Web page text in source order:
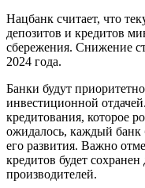
Нацбанк считает, что
депозитов и кредитов
сбережения. Снижение
2024 года.
Банки будут
инвестиционной
кредитования, которое
ожидалось, каждый банк
его развития. Важно
кредитов будет
производителей.